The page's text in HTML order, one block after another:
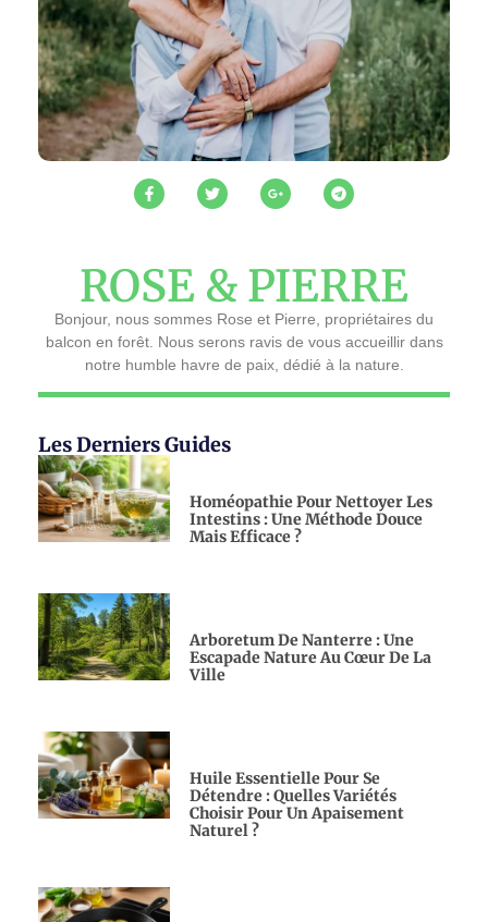
ROSE & PIERRE
Bonjour, nous sommes Rose et Pierre, propriétaires du
balcon en forêt. Nous serons ravis de vous accueillir dans
notre humble havre de paix, dédié à la nature.
Les Derniers Guides
Homéopathie Pour Nettoyer Les
Intestins : Une Méthode Douce
Mais Efficace ?
Arboretum De Nanterre : Une
Escapade Nature Au Cœur De La
Ville
Huile Essentielle Pour Se
Détendre : Quelles Variétés
Choisir Pour Un Apaisement
Naturel ?